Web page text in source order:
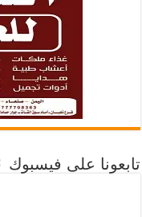
تابعونا على فيسبوك